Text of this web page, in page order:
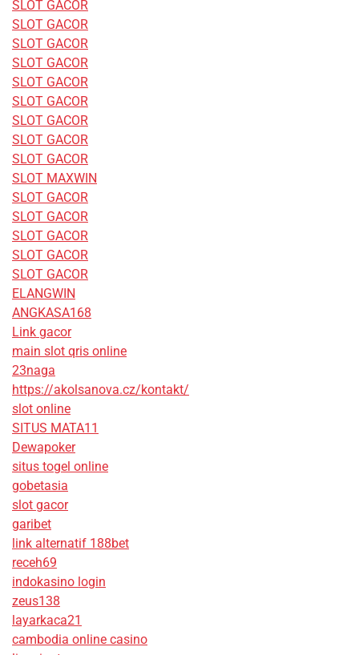
SLOT GACOR
SLOT GACOR
SLOT GACOR
SLOT GACOR
SLOT GACOR
SLOT GACOR
SLOT GACOR
SLOT GACOR
SLOT GACOR
SLOT MAXWIN
SLOT GACOR
SLOT GACOR
SLOT GACOR
SLOT GACOR
SLOT GACOR
ELANGWIN
ANGKASA168
Link gacor
main slot qris online
23naga
https://akolsanova.cz/kontakt/
slot online
SITUS MATA11
Dewapoker
situs togel online
gobetasia
slot gacor
garibet
link alternatif 188bet
receh69
indokasino login
zeus138
layarkaca21
cambodia online casino